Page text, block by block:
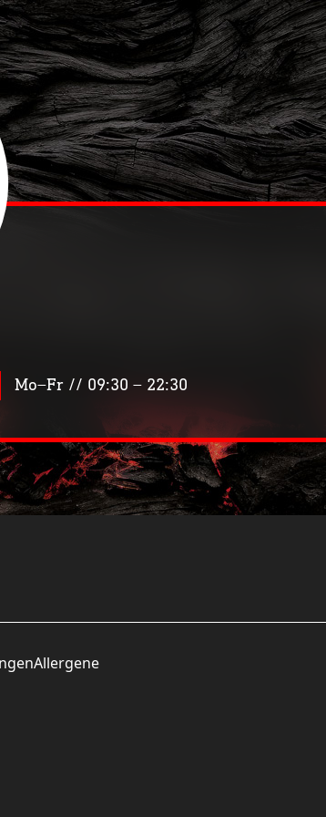
Mo–Fr // 09:30 – 22:30
gewonnene Erzeugnisse (außer Fischgelatine)
Allergene